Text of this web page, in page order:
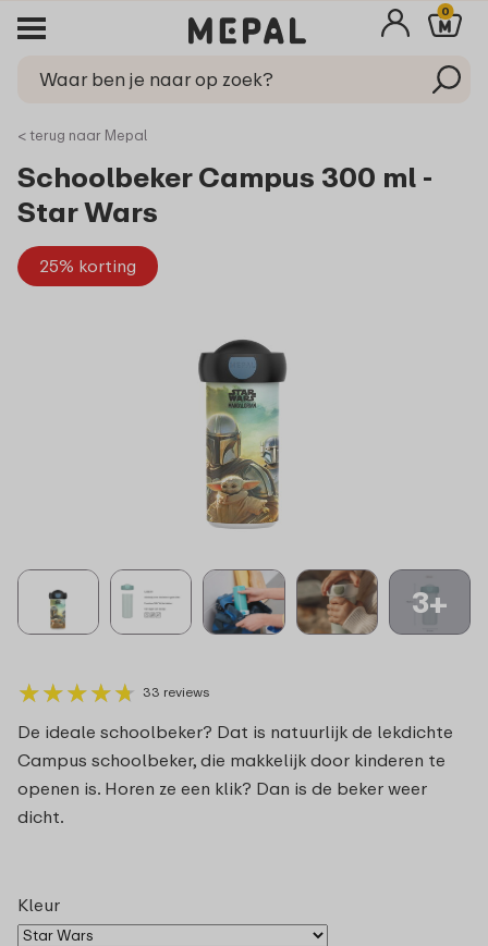
0
< terug naar Mepal
Schoolbeker Campus 300 ml -
Star Wars
25% korting
3+
★★★★★
★★★★★ 33 reviews
De ideale schoolbeker? Dat is natuurlijk de lekdichte
Campus schoolbeker, die makkelijk door kinderen te
openen is. Horen ze een klik? Dan is de beker weer
dicht.
Kleur